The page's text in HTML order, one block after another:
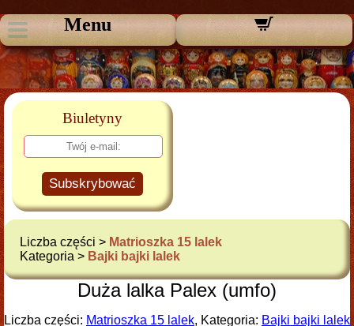
Menu
Biuletyny
Subskrybować
Liczba części > Matrioszka 15 lalek
Kategoria > Bajki bajki lalek
Duża lalka Palex (umfo)
Liczba części: Matrioszka 15 lalek, Kategoria: Bajki bajki lalek